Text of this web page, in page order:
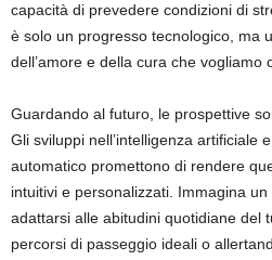
capacità di prevedere condizioni di
è solo un progresso tecnologico, ma
dell’amore e della cura che vogliamo
Guardando al futuro, le prospettive
Gli sviluppi nell’intelligenza artificiale
automatico promettono di rendere
intuitivi e personalizzati. Immagina
adattarsi alle abitudini quotidiane del
percorsi di passeggio ideali o